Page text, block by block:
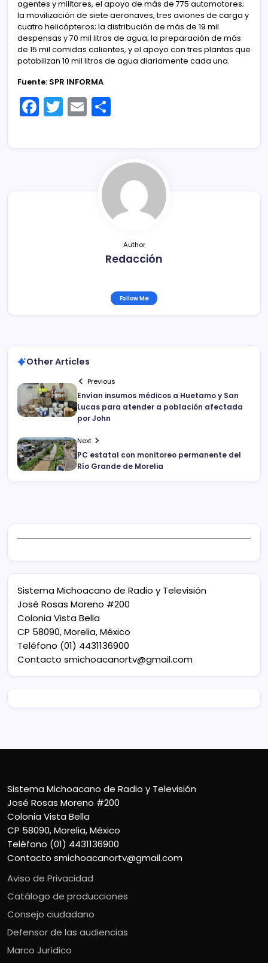
agentes y militares, el apoyo de más de 775 automotores;
la movilización de siete aeronaves, tres aviones de carga y
cuatro helicópteros; la distribución de más de 19 mil
despensas y 70 mil litros de agua; la preparación de más
de 15 mil comidas calientes, y el apoyo con tres plantas que
potabilizan 10 mil litros de agua diariamente cada una.
Fuente: SPR INFORMA
F T E
p
ar
tir
Author
Redacción
Follow Me
Other Articles
Previous
Envían insumos médicos a Huetamo y San
Lucas para atender a población afectada
por John
Next
PC estatal con monitoreo permanente del
Río Grande de Morelia
Sistema Michoacano de Radio y Televisión
José Rosas Moreno #200
Colonia Vista Bella
CP 58090, Morelia, México
Teléfono (01) 4431136900
Contacto smichoacanortv@gmail.com
Sistema Michoacano de Radio y Televisión
José Rosas Moreno #200
Colonia Vista Bella
CP 58090, Morelia, México
Teléfono (01) 4431136900
Contacto smichoacanortv@gmail.com
Aviso de Privacidad
Catálogo de producciones
Consejo ciudadano
Defensor de las audiencias
Marco Jurídico